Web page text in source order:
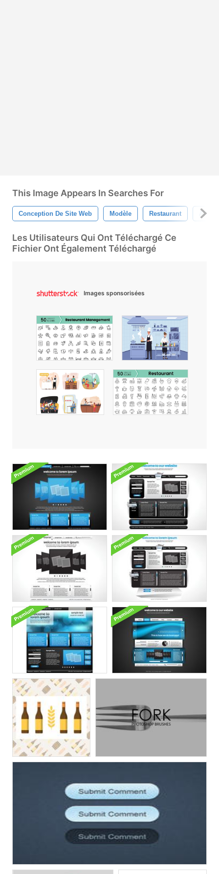
This Image Appears In Searches For
Conception De Site Web Modèle Restaurant
Les Utilisateurs Qui Ont Téléchargé Ce
Fichier Ont Également Téléchargé
Images sponsorisées